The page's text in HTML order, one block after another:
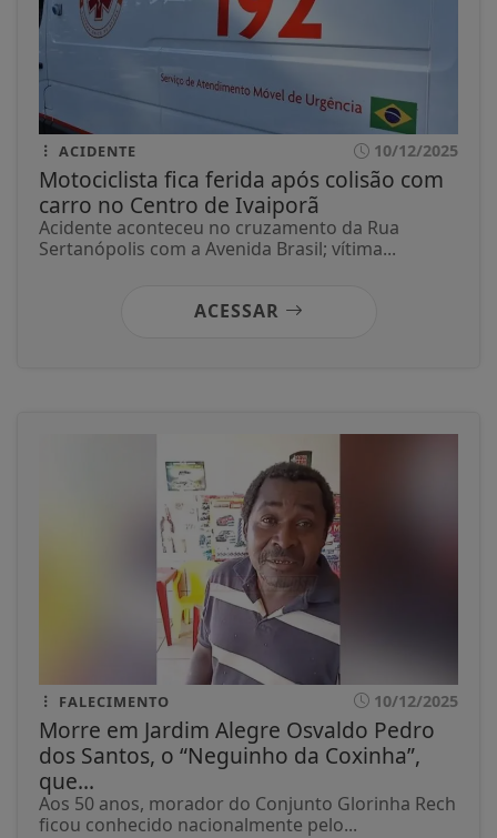
ACIDENTE 10/12/2025
Motociclista fica ferida após colisão com
carro no Centro de Ivaiporã
Acidente aconteceu no cruzamento da Rua
Sertanópolis com a Avenida Brasil; vítima...
ACESSAR
FALECIMENTO 10/12/2025
Morre em Jardim Alegre Osvaldo Pedro
dos Santos, o “Neguinho da Coxinha”,
que...
Aos 50 anos, morador do Conjunto Glorinha Rech
ficou conhecido nacionalmente pelo...